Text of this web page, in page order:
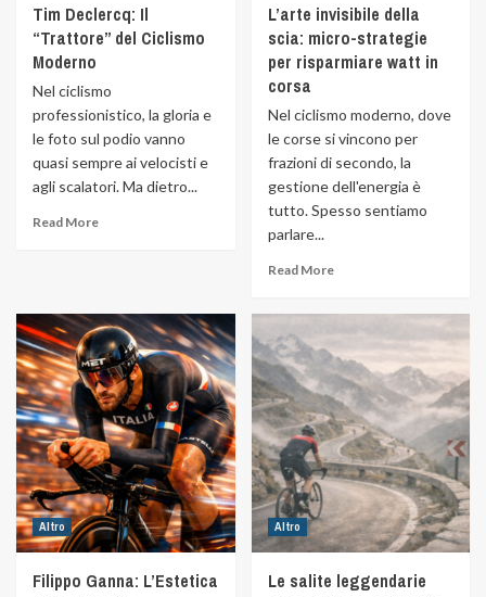
Tim Declercq: Il
“Trattore” del Ciclismo
Moderno
Nel ciclismo
professionistico, la gloria e
le foto sul podio vanno
quasi sempre ai velocisti e
agli scalatori. Ma dietro...
Read More
L’arte invisibile della
scia: micro-strategie
per risparmiare watt in
corsa
Nel ciclismo moderno, dove
le corse si vincono per
frazioni di secondo, la
gestione dell'energia è
tutto. Spesso sentiamo
parlare...
Read More
Altro
Filippo Ganna: L’Estetica
Altro
Le salite leggendarie